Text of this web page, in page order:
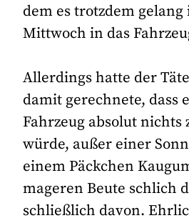
dem es trotzdem
Mittwoch in das
Allerdings hatte der
damit gerechnete, dass
Fahrzeug absolut nichts
würde, außer einer
einem Päckchen
mageren Beute schlich
schließlich davon.